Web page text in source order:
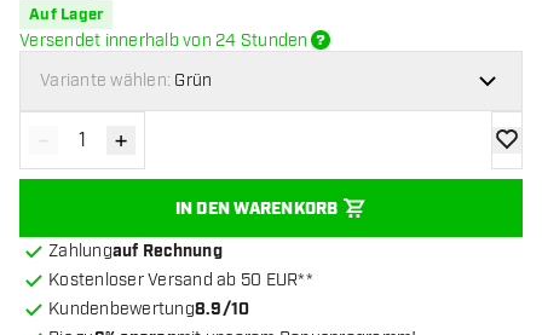
Auf Lager
Versendet innerhalb von 24 Stunden
Variante wählen: Grün
Menge verringern
- Menge erhöhen
+
IN DEN WARENKORB
Zur
Zahlungauf Rechnung
Kostenloser Versand ab 50 EUR**
Kundenbewertung8.9/10